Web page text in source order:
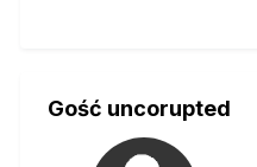
Gość uncorupted